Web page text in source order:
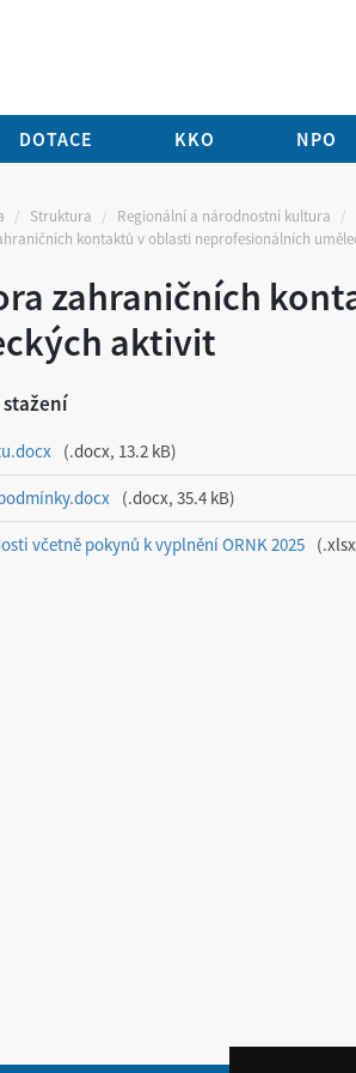
DOTACE KKO NPO
Struktura Regionální a národnostní kultura
kontaktů v oblasti neprofesionálních
zahraničních
aktivit
stažení
.docx, 13.2 kB
.docx, 35.4 kB
včetně pokynů k vyplnění ORNK 2025